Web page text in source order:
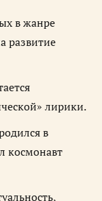
в жанре
развитие
лирики.
в
космонавт